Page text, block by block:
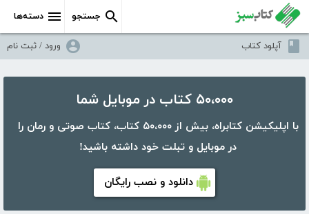
دسته‌ها جستجو
آپلود کتاب ورود / ثبت نام
۵۰،۰۰۰ کتاب در موبایل شما
با اپلیکیشن کتابراه، بیش از ۵۰،۰۰۰ کتاب، کتاب صوتی و رمان را
در موبایل و تبلت خود داشته باشید!
دانلود و نصب رایگان